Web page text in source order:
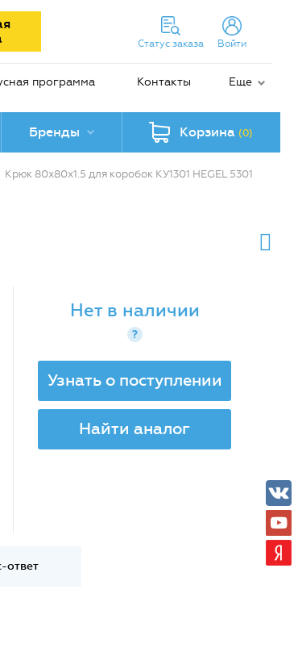
Статус заказа Войти
программа Контакты Еще
Бренды Корзина (0)
Крюк 80х80х1.5 для коробок КУ1301 HEGEL 5301
Нет в наличии
?
Узнать о поступлении
Найти аналог
ответ